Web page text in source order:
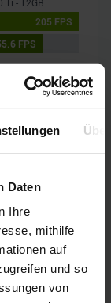
Daten
Ihre
mithilfe
auf
und so
von
205 FPS
FPS
92.4 FPS